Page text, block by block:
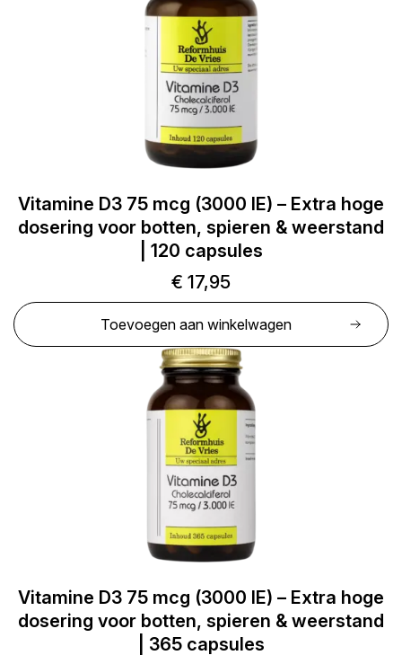
Vitamine D3 75 mcg (3000 IE) – Extra hoge
dosering voor botten, spieren & weerstand
| 120 capsules
€ 17,95
Toevoegen aan winkelwagen
Vitamine D3 75 mcg (3000 IE) – Extra hoge
dosering voor botten, spieren & weerstand
| 365 capsules